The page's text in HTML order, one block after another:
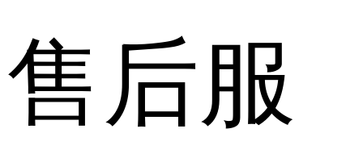
售后服